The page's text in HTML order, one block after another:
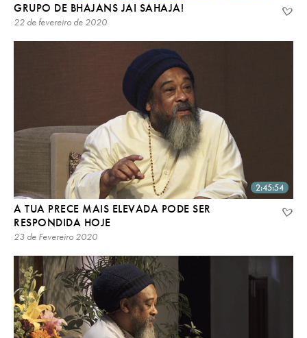
GRUPO DE BHAJANS JAI SAHAJA!
22 de fevereiro de 2020
2:45:54
A TUA PRECE MAIS ELEVADA PODE SER
RESPONDIDA HOJE
23 de Fevereiro 2020